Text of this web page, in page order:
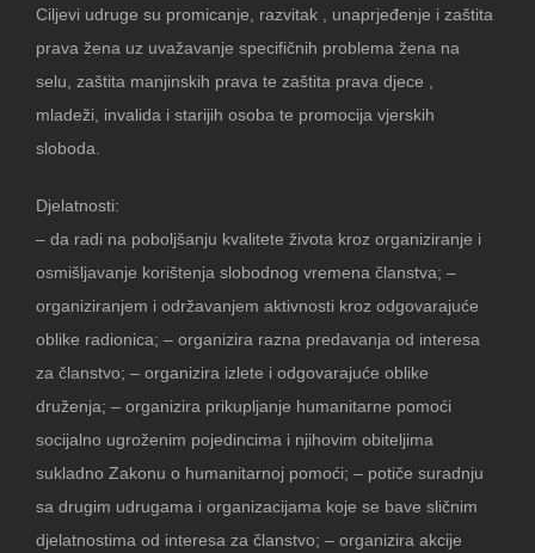
Ciljevi udruge su promicanje, razvitak , unaprjeđenje i zaštita
prava žena uz uvažavanje specifičnih problema žena na
selu, zaštita manjinskih prava te zaštita prava djece ,
mladeži, invalida i starijih osoba te promocija vjerskih
sloboda.
Djelatnosti:
– da radi na poboljšanju kvalitete života kroz organiziranje i
osmišljavanje korištenja slobodnog vremena članstva; –
organiziranjem i održavanjem aktivnosti kroz odgovarajuće
oblike radionica; – organizira razna predavanja od interesa
za članstvo; – organizira izlete i odgovarajuće oblike
druženja; – organizira prikupljanje humanitarne pomoći
socijalno ugroženim pojedincima i njihovim obiteljima
sukladno Zakonu o humanitarnoj pomoći; – potiče suradnju
sa drugim udrugama i organizacijama koje se bave sličnim
djelatnostima od interesa za članstvo; – organizira akcije